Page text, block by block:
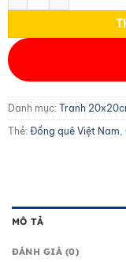
Danh mục: Tranh
Thẻ: Đồng quê Việt Nam
MÔ TẢ
ĐÁNH GIÁ (0)